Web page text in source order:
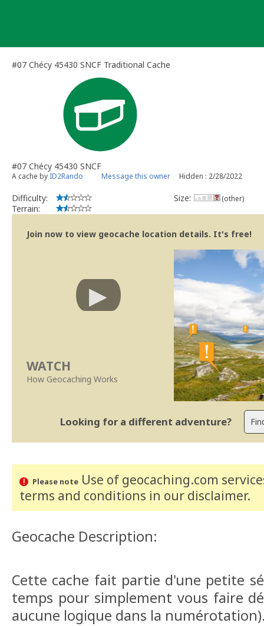
#07 Chécy 45430 SNCF Traditional Cache
#07 Chécy 45430 SNCF
A cache by ID2Rando Message this owner Hidden : 2/28/2022
Difficulty:
Terrain:
Size: (other)
Join now to view geocache location details. It's free!
WATCH
How Geocaching Works
Looking for a different adventure?
Please noteUse of geocaching.com
terms and conditions in our disclaimer.
Geocache Description:
Cette cache fait partie d'une petite
temps pour simplement vous faire
aucune logique dans la